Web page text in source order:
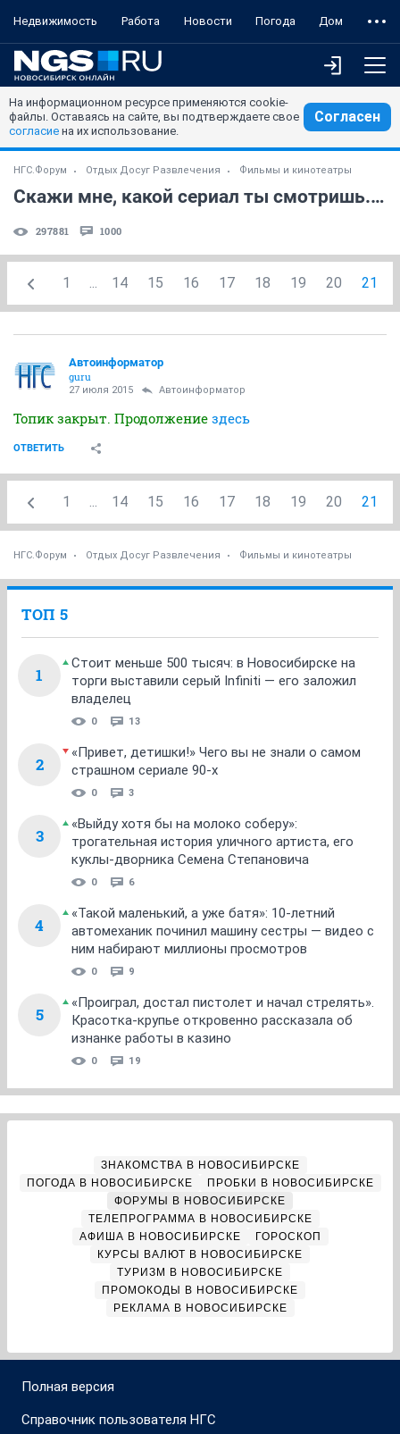
Недвижимость Работа Новости Погода Дом
На информационном ресурсе применяются cookie-
файлы. Оставаясь на сайте, вы подтверждаете свое
согласие на их использование.
Согласен
НГС.Форум Отдых Досуг Развлечения Фильмы и кинотеатры
Скажи мне, какой сериал ты смотришь... (часть 4)
297881 1000
1 ... 14 15 16 17 18 19 20 21
Автоинформатор
guru
27 июля 2015 Автоинформатор
Топик закрыт. Продолжение здесь
ОТВЕТИТЬ
1 ... 14 15 16 17 18 19 20 21
НГС.Форум Отдых Досуг Развлечения Фильмы и кинотеатры
ТОП 5
1
Стоит меньше 500 тысяч: в Новосибирске на
торги выставили серый Infiniti — его заложил
владелец
0 13
2
«Привет, детишки!» Чего вы не знали о самом
страшном сериале 90-х
0 3
3
«Выйду хотя бы на молоко соберу»:
трогательная история уличного артиста, его
куклы-дворника Семена Степановича
0 6
4
«Такой маленький, а уже батя»: 10-летний
автомеханик починил машину сестры — видео с
ним набирают миллионы просмотров
0 9
5
«Проиграл, достал пистолет и начал стрелять».
Красотка-крупье откровенно рассказала об
изнанке работы в казино
0 19
ЗНАКОМСТВА В НОВОСИБИРСКЕ
ПОГОДА В НОВОСИБИРСКЕ
ПРОБКИ В НОВОСИБИРСКЕ
ФОРУМЫ В НОВОСИБИРСКЕ
ТЕЛЕПРОГРАММА В НОВОСИБИРСКЕ
АФИША В НОВОСИБИРСКЕ
ГОРОСКОП
КУРСЫ ВАЛЮТ В НОВОСИБИРСКЕ
ТУРИЗМ В НОВОСИБИРСКЕ
ПРОМОКОДЫ В НОВОСИБИРСКЕ
РЕКЛАМА В НОВОСИБИРСКЕ
Полная версия
Справочник пользователя НГС